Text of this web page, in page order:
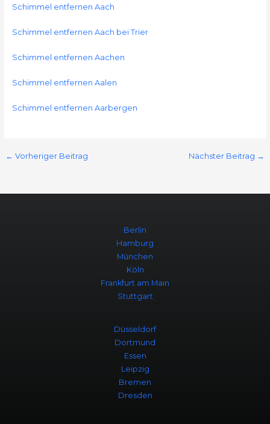
Schimmel entfernen Aach
Schimmel entfernen Aach bei Trier
Schimmel entfernen Aachen
Schimmel entfernen Aalen
Schimmel entfernen Aarbergen
← Vorheriger Beitrag Nächster Beitrag →
Berlin
Hamburg
München
Köln
Frankfurt am Main
Stuttgart
Düsseldorf
Dortmund
Essen
Leipzig
Bremen
Dresden